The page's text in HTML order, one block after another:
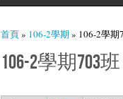
您在這裡
首頁» 106-2學期 » 106-2學期
106-2學期703班